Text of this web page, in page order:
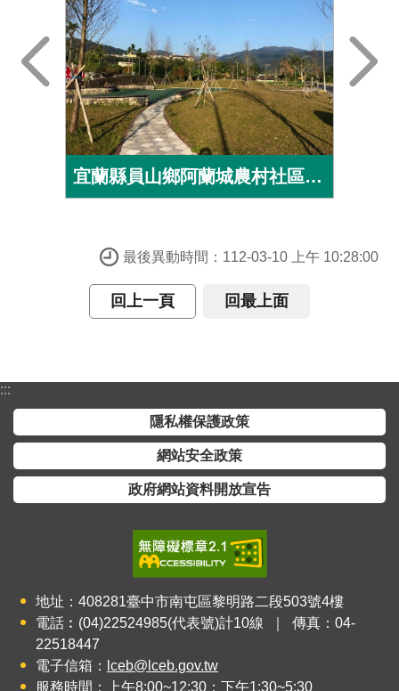
宜蘭縣員山鄉阿蘭城農村社區土地重劃
最後異動時間：112-03-10 上午 10:28:00
回上一頁 回最上面
:::
隱私權保護政策
網站安全政策
政府網站資料開放宣告
地址：408281臺中市南屯區黎明路二段503號4樓
電話︰(04)22524985(代表號)計10線 ｜ 傳真：04-
22518447
電子信箱：
lceb@lceb.gov.tw
服務時間：上午8:00~12:30；下午1:30~5:30